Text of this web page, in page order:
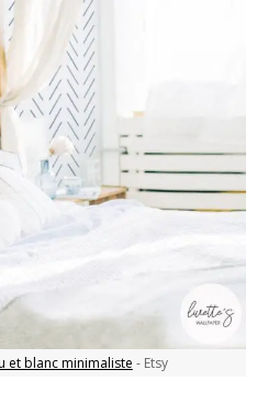
et blanc minimaliste - Etsy